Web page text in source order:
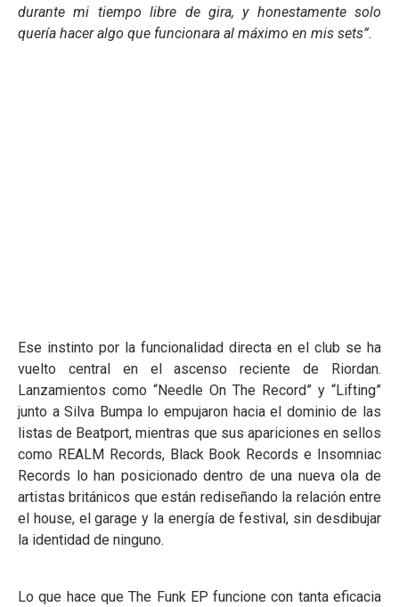
durante mi tiempo libre de gira, y honestamente solo
quería hacer algo que funcionara al máximo en mis sets”.
Ese instinto por la funcionalidad directa en el club se ha
vuelto central en el ascenso reciente de Riordan.
Lanzamientos como “Needle On The Record” y “Lifting”
junto a Silva Bumpa lo empujaron hacia el dominio de las
listas de Beatport, mientras que sus apariciones en sellos
como REALM Records, Black Book Records e Insomniac
Records lo han posicionado dentro de una nueva ola de
artistas británicos que están rediseñando la relación entre
el house, el garage y la energía de festival, sin desdibujar
la identidad de ninguno.
Lo que hace que The Funk EP funcione con tanta eficacia